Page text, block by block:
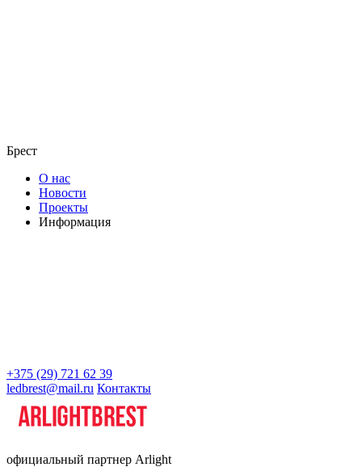
Брест
О нас
Новости
Проекты
Информация
+375 (29) 721 62 39
ledbrest@mail.ru Контакты
официальный партнер Arlight